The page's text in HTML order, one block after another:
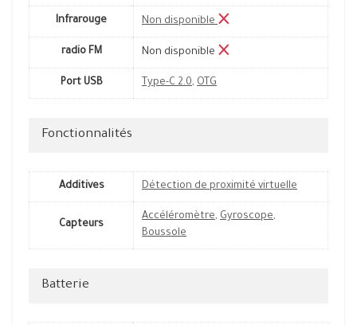
Infrarouge Non disponible
radio FM Non disponible
Port USB Type-C 2.0, OTG
Fonctionnalités
Additives Détection de proximité virtuelle
Capteurs
Accéléromètre, Gyroscope,
Boussole
Batterie